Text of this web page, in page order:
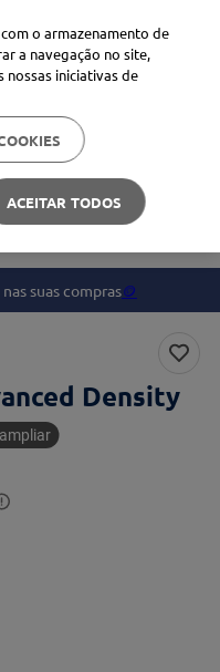
Sérum Activador
suas compras🪙
Density
o armazenamento de
a navegação no site,
nossas iniciativas de
ACEITAR TODOS